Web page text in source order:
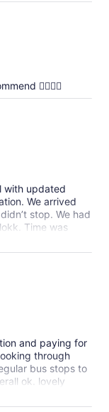
👍🏼👍🏼
with updated
We arrived
stop. We had
Time was
to Valletta. I
us as did others.
our issue.
you buy the day
Take
and paying for
through
bus stops to
ok. lovely